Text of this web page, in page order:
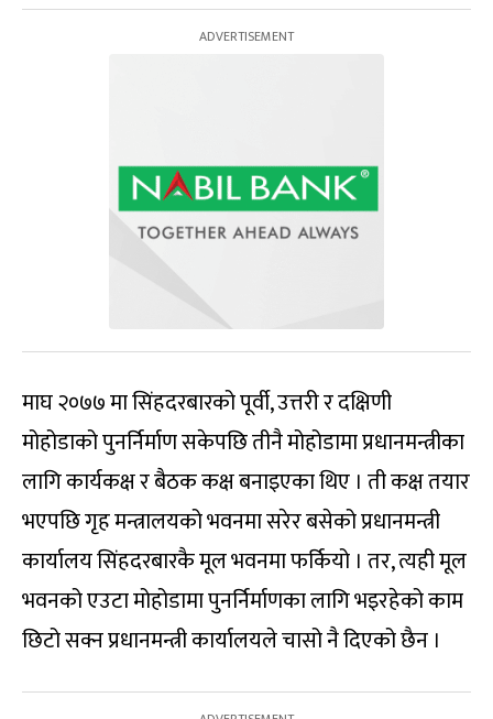
माघ २०७७ मा सिंहदरबारको पूर्वी, उत्तरी र दक्षिणी
मोहोडाको पुनर्निर्माण सकेपछि तीनै मोहोडामा प्रधानमन्त्रीका
लागि कार्यकक्ष र बैठक कक्ष बनाइएका थिए । ती कक्ष तयार
भएपछि गृह मन्त्रालयको भवनमा सरेर बसेको प्रधानमन्त्री
कार्यालय सिंहदरबारकै मूल भवनमा फर्कियो । तर, त्यही मूल
भवनको एउटा मोहोडामा पुनर्निर्माणका लागि भइरहेको काम
छिटो सक्न प्रधानमन्त्री कार्यालयले चासो नै दिएको छैन ।